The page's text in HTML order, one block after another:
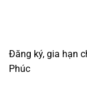
Đăng ký, gia hạn
Phúc